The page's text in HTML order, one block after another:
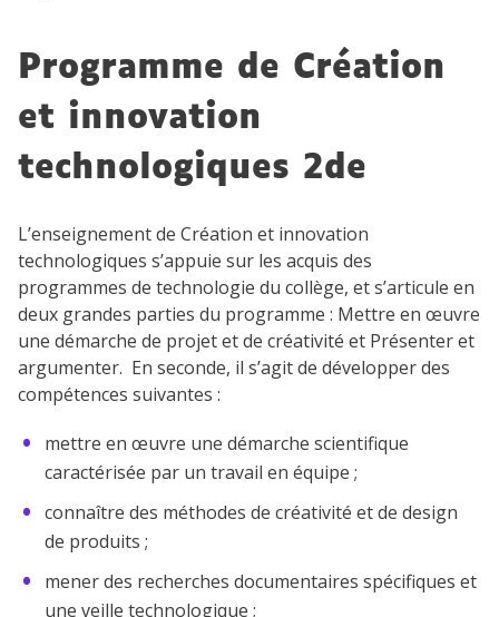
Programme de Création
et innovation
technologiques 2de
L’enseignement de Création et innovation
technologiques s’appuie sur les acquis des
programmes de technologie du collège, et s’articule en
deux grandes parties du programme : Mettre en œuvre
une démarche de projet et de créativité et Présenter et
argumenter. En seconde, il s’agit de développer des
compétences suivantes :
mettre en œuvre une démarche scientifique
caractérisée par un travail en équipe ;
connaître des méthodes de créativité et de design
de produits ;
mener des recherches documentaires spécifiques et
une veille technologique ;